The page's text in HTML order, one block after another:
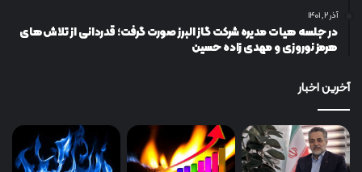
آذر ۲, ۱۴۰۱
در جلسه هیات مدیره شرکت گاز البرز صورت گرفت؛ قدردانی از تلاش‌های
هرمز نوروزی و مهدی زاده حسین
آخرین اخبار